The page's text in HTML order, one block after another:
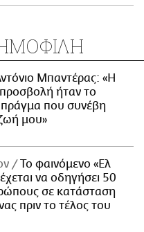
Μπαντέρας: «Η
ήταν το
που συνέβη
μου»
Το φαινόμενο «Ελ
να οδηγήσει 50
σε κατάσταση
πριν το τέλος του